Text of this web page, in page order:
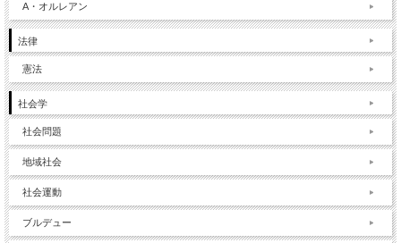
A・オルレアン
法律
憲法
社会学
社会問題
地域社会
社会運動
ブルデュー